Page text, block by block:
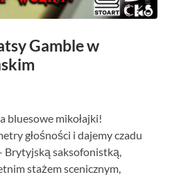
Gamble w
bluesowe mikołajki!
głośności i dajemy czadu
Brytyjską saksofonistką,
stażem scenicznym,